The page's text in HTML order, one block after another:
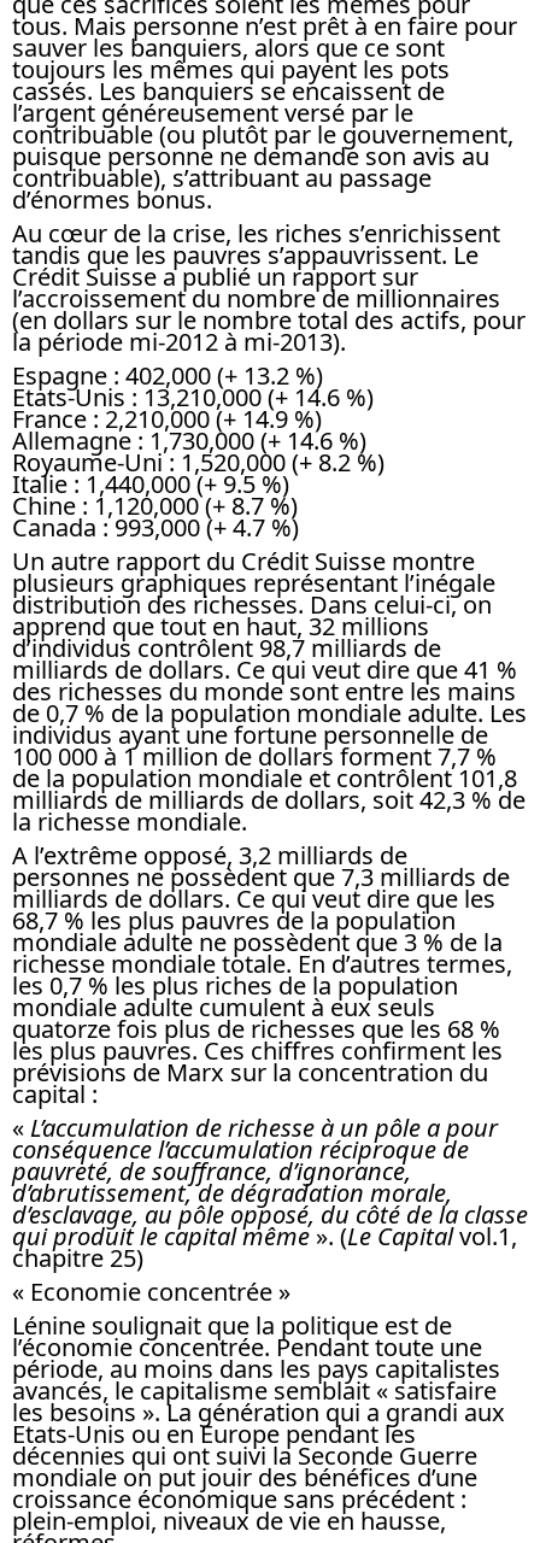
tous. Mais personne n’est prêt à en faire pour
sauver les banquiers, alors que ce sont
toujours les mêmes qui payent les pots
cassés. Les banquiers se encaissent de
l’argent généreusement versé par le
contribuable (ou plutôt par le gouvernement,
puisque personne ne demande son avis au
contribuable), s’attribuant au passage
d’énormes bonus.
Au cœur de la crise, les riches s’enrichissent
tandis que les pauvres s’appauvrissent. Le
Crédit Suisse a publié un rapport sur
l’accroissement du nombre de millionnaires
(en dollars sur le nombre total des actifs, pour
la période mi-2012 à mi-2013).
Espagne : 402,000 (+ 13.2 %)
Etats-Unis : 13,210,000 (+ 14.6 %)
France : 2,210,000 (+ 14.9 %)
Allemagne : 1,730,000 (+ 14.6 %)
Royaume-Uni : 1,520,000 (+ 8.2 %)
Italie : 1,440,000 (+ 9.5 %)
Chine : 1,120,000 (+ 8.7 %)
Canada : 993,000 (+ 4.7 %)
Un autre rapport du Crédit Suisse montre
plusieurs graphiques représentant l’inégale
distribution des richesses. Dans celui-ci, on
apprend que tout en haut, 32 millions
d’individus contrôlent 98,7 milliards de
milliards de dollars. Ce qui veut dire que 41 %
des richesses du monde sont entre les mains
de 0,7 % de la population mondiale adulte. Les
individus ayant une fortune personnelle de
100 000 à 1 million de dollars forment 7,7 %
de la population mondiale et contrôlent 101,8
milliards de milliards de dollars, soit 42,3 % de
la richesse mondiale.
A l’extrême opposé, 3,2 milliards de
personnes ne possèdent que 7,3 milliards de
milliards de dollars. Ce qui veut dire que les
68,7 % les plus pauvres de la population
mondiale adulte ne possèdent que 3 % de la
richesse mondiale totale. En d’autres termes,
les 0,7 % les plus riches de la population
mondiale adulte cumulent à eux seuls
quatorze fois plus de richesses que les 68 %
les plus pauvres. Ces chiffres confirment les
prévisions de Marx sur la concentration du
capital :
« L’accumulation de richesse à un pôle a pour
conséquence l’accumulation réciproque de
pauvreté, de souffrance, d’ignorance,
d’abrutissement, de dégradation morale,
d’esclavage, au pôle opposé, du côté de la classe
qui produit le capital même». (Le Capitalvol.1,
chapitre 25)
« Economie concentrée »
Lénine soulignait que la politique est de
l’économie concentrée. Pendant toute une
période, au moins dans les pays capitalistes
avancés, le capitalisme semblait « satisfaire
les besoins ». La génération qui a grandi aux
Etats-Unis ou en Europe pendant les
décennies qui ont suivi la Seconde Guerre
mondiale on put jouir des bénéfices d’une
croissance économique sans précédent :
plein-emploi, niveaux de vie en hausse,